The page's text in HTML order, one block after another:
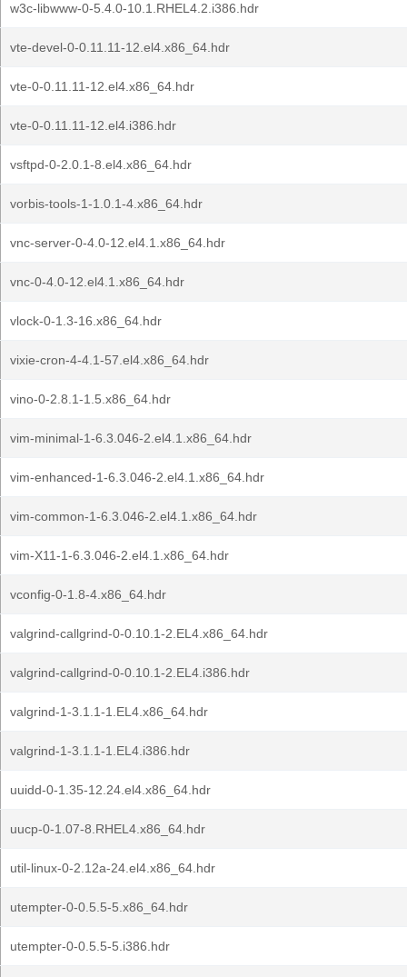
w3c-libwww-0-5.4.0-10.1.RHEL4.2.i386.hdr
vte-devel-0-0.11.11-12.el4.x86_64.hdr
vte-0-0.11.11-12.el4.x86_64.hdr
vte-0-0.11.11-12.el4.i386.hdr
vsftpd-0-2.0.1-8.el4.x86_64.hdr
vorbis-tools-1-1.0.1-4.x86_64.hdr
vnc-server-0-4.0-12.el4.1.x86_64.hdr
vnc-0-4.0-12.el4.1.x86_64.hdr
vlock-0-1.3-16.x86_64.hdr
vixie-cron-4-4.1-57.el4.x86_64.hdr
vino-0-2.8.1-1.5.x86_64.hdr
vim-minimal-1-6.3.046-2.el4.1.x86_64.hdr
vim-enhanced-1-6.3.046-2.el4.1.x86_64.hdr
vim-common-1-6.3.046-2.el4.1.x86_64.hdr
vim-X11-1-6.3.046-2.el4.1.x86_64.hdr
vconfig-0-1.8-4.x86_64.hdr
valgrind-callgrind-0-0.10.1-2.EL4.x86_64.hdr
valgrind-callgrind-0-0.10.1-2.EL4.i386.hdr
valgrind-1-3.1.1-1.EL4.x86_64.hdr
valgrind-1-3.1.1-1.EL4.i386.hdr
uuidd-0-1.35-12.24.el4.x86_64.hdr
uucp-0-1.07-8.RHEL4.x86_64.hdr
util-linux-0-2.12a-24.el4.x86_64.hdr
utempter-0-0.5.5-5.x86_64.hdr
utempter-0-0.5.5-5.i386.hdr